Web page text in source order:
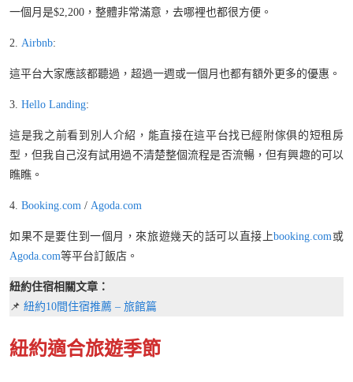
一個月是$2,200，整體非常滿意，去哪裡也都很方便。
2. Airbnb:
這平台大家應該都聽過，超過一週或一個月也都有額外更多的優惠。
3. Hello Landing:
這是我之前看到別人介紹，能直接在這平台找已經附傢俱的短租房
型，但我自己沒有試用過不清楚整個流程是否流暢，但有興趣的可以
瞧瞧。
4. Booking.com / Agoda.com
如果不是要住到一個月，來旅遊幾天的話可以直接上booking.com或
Agoda.com等平台訂飯店。
紐約住宿相關文章：
📌 紐約10間住宿推薦 – 旅館篇
紐約適合旅遊季節